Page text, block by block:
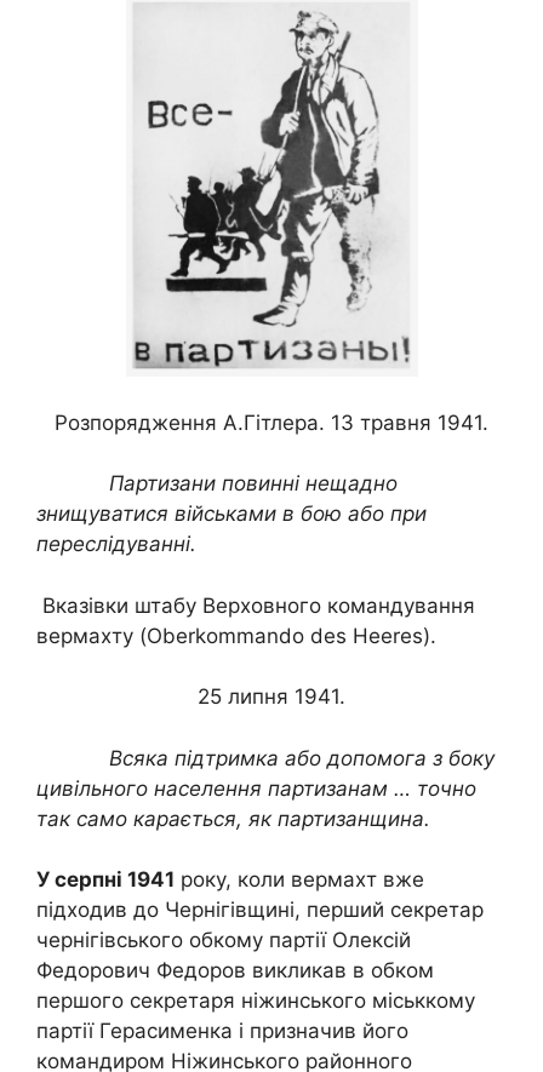
Розпорядження А.Гітлера. 13 травня 1941.
Партизани повинні нещадно
знищуватися військами в бою або при
переслідуванні.
Вказівки штабу Верховного командування
вермахту (Oberkommando des Heeres).
25 липня 1941.
Всяка підтримка або допомога з боку
цивільного населення партизанам … точно
так само карається, як партизанщина.
У серпні 1941 року, коли вермахт вже
підходив до Чернігівщині, перший секретар
чернігівського обкому партії Олексій
Федорович Федоров викликав в обком
першого секретаря ніжинського міськкому
партії Герасименка і призначив його
командиром Ніжинського районного